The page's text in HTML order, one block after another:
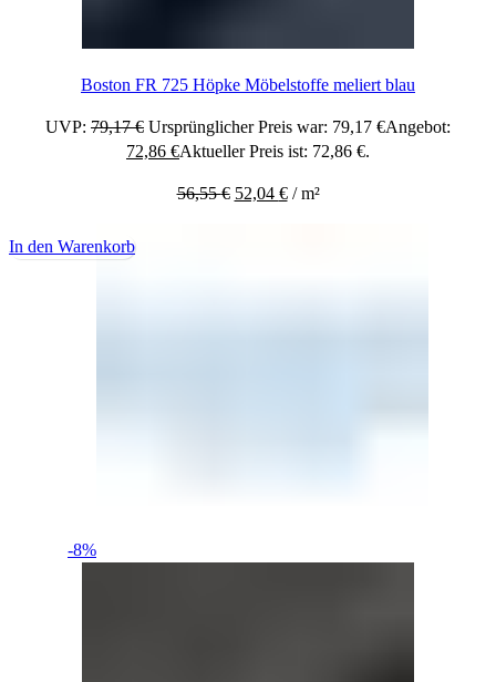
Boston FR 725 Höpke Möbelstoffe meliert blau
UVP: 79,17€ Ursprünglicher Preis war: 79,17 €Angebot:
72,86 €Aktueller Preis ist: 72,86 €.
56,55€ 52,04 €/m²
-8%
In den Warenkorb